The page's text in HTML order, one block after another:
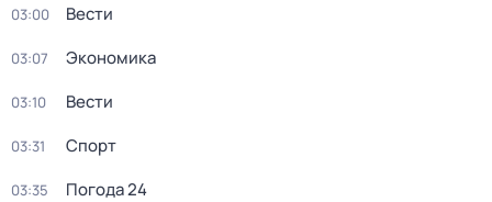
03:00 Вести
03:07 Экономика
03:10 Вести
03:31 Спорт
03:35 Погода 24